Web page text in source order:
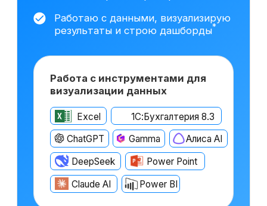
финансовый директор
После прохождения курса
на вакансии востребованной
и высокооплачиваемой
должности
Финансовый директор
с опытом ~6 лет
от 500 000 ₽